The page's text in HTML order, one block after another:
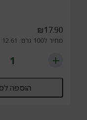
₪17.90
מחיר ל100 גרם: 12.61 ₪
הוספה